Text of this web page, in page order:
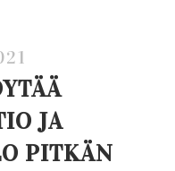
JA
PITKÄN